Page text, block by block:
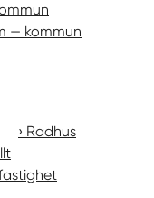
— kommun
Radhus